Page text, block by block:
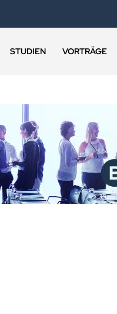
STUDIEN VORTRÄGE